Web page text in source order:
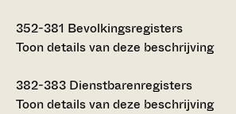
352-381 Bevolkingsregisters
Toon details van deze beschrijving
382-383 Dienstbarenregisters
Toon details van deze beschrijving